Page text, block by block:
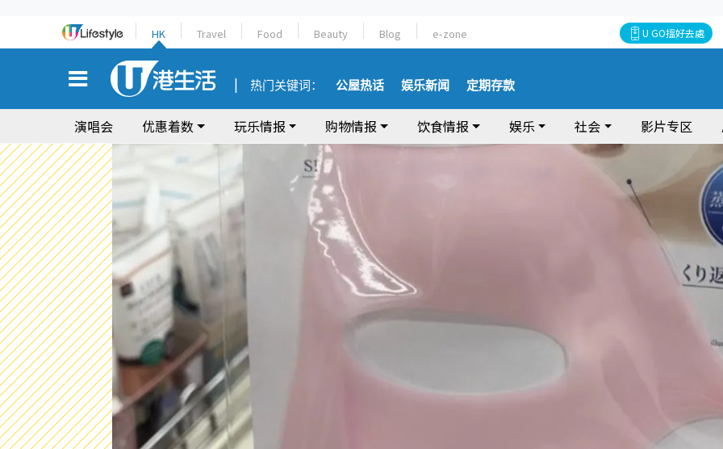
HK Travel Food Beauty Blog e-zone U GO搵好去處
热门关键词： 公屋热话 娱乐新闻 定期存款
演唱会 优惠着数 玩乐情报 购物情报 饮食情报 娱乐 社会 影片专区